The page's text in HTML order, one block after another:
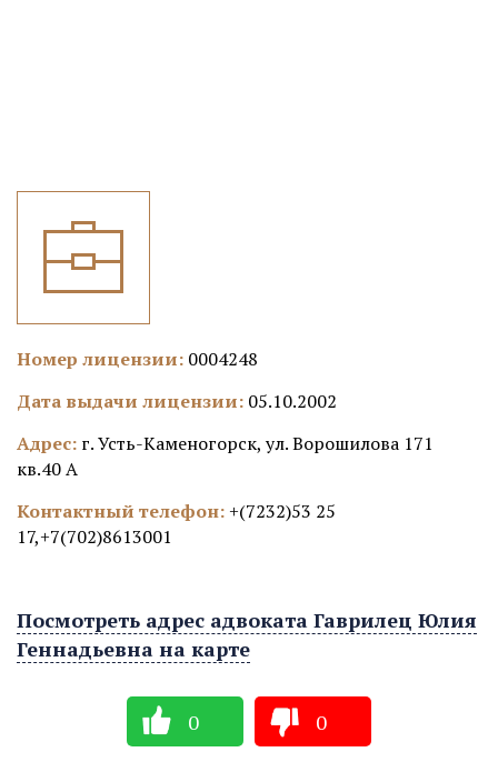
Номер лицензии: 0004248
Дата выдачи лицензии: 05.10.2002
Адрес: г. Усть-Каменогорск, ул. Ворошилова 171
кв.40 А
Контактный телефон: +(7232)53 25
17,+7(702)8613001
Посмотреть адрес адвоката Гаврилец Юлия
Геннадьевна на карте
0 0